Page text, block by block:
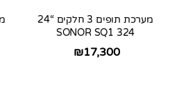
מערכת תופים 3 חלקים “24
SONOR SQ1 324
₪17,300